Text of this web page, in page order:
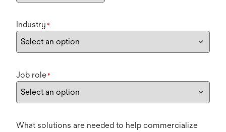
Industry *
Job role*
What solutions are needed to help commercialize